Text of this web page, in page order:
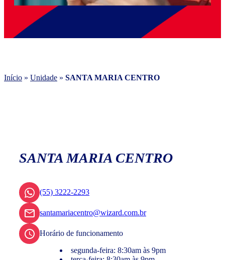
Início » Unidade » SANTA MARIA CENTRO
SANTA MARIA CENTRO
(55) 3222-2293
santamariacentro@wizard.com.br
Horário de funcionamento
segunda-feira: 8:30am às 9pm